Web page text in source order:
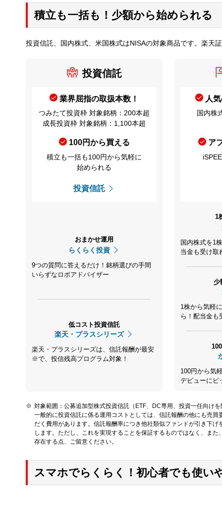
積立も一括も！少額から始められる
投資信託、国内株式、米国株式はNISAの対象商品です。楽天
投資信託
業界屈指の取扱本数！
つみたて投資枠 対象銘柄：200本超
成長投資枠 対象銘柄：1,100本超
100円から買える
積立も一括も100円から気軽に
始められる
投資信託
おまかせ運用
らくらく投資
9つの質問に答えるだけ！銘柄選びの手間
いらずなロボアドバイザー
低コスト投資信託
楽天・プラスシリーズ
楽天・プラスシリーズは、信託報酬が最安
※で、投信残高プログラム対象！
人
国内株
ア
1
国内株式を1
当金も受け取
少
1株から気軽
ら！配当金も
100円から気
デビューにピ
対象範囲：公募追加型株式投資信託（ETF、DC専用、投資一任向け
一般的に投資信託に係る運用コストとしては、信託報酬の他にも売
だく費用があります。信託報酬率につき他社類似ファンドが引き下
します。ただし、これを実現することを保証するものではなく、ま
存在する点、ご留意ください。
スマホでらくらく！初心者でも使い